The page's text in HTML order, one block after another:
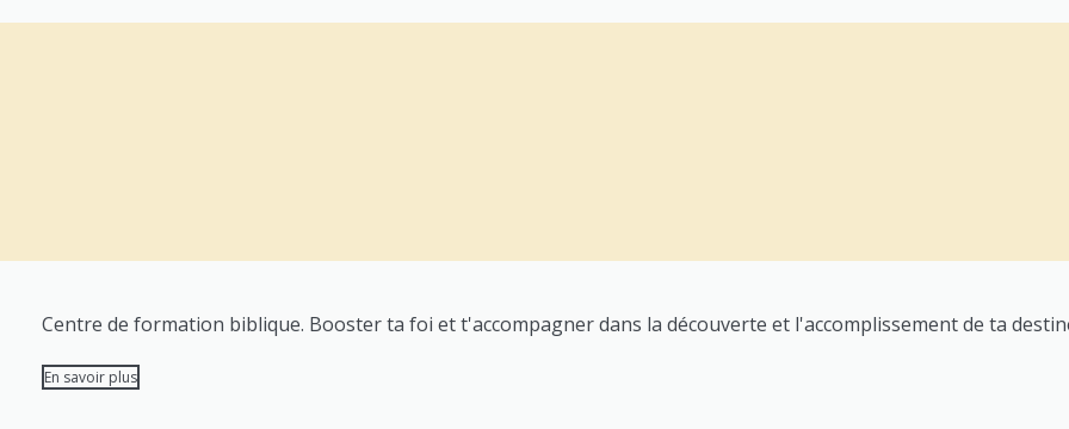
Centre de formation biblique. Booster ta foi et t'accompagner dans la découverte et l'accomplissement de ta
En savoir plus